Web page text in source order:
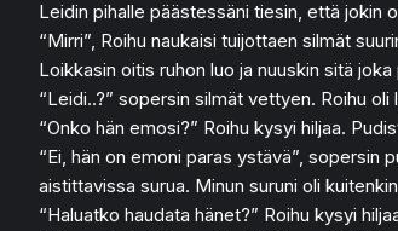
Leidin pihalle päästessäni tiesin, että jokin
“Mirri”, Roihu naukaisi tuijottaen silmät
Loikkasin oitis ruhon luo ja nuuskin sitä
“Leidi..?” sopersin silmät vettyen. Roihu
“Onko hän emosi?” Roihu kysyi hiljaa.
“Ei, hän on emoni paras ystävä”, sopersin
aistittavissa surua. Minun suruni oli
“Haluatko haudata hänet?” Roihu kysyi